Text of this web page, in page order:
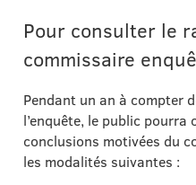
Pour consulter le
commissaire
Pendant un an à compter
l’enquête, le public
conclusions motivées du
les modalités suivantes :